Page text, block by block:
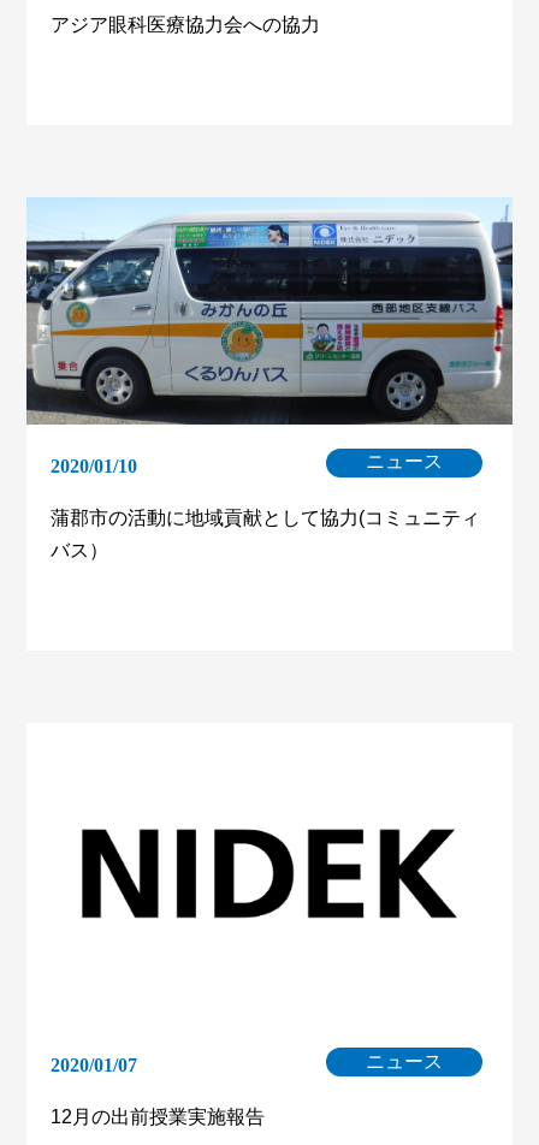
アジア眼科医療協力会への協力
2020/01/10 ニュース
蒲郡市の活動に地域貢献として協力(コミュニティ
バス）
2020/01/07 ニュース
12月の出前授業実施報告